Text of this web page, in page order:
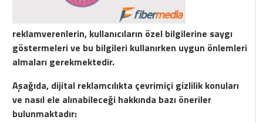
reklamverenlerin, kullanıcıların özel bilgilerine saygı
göstermeleri ve bu bilgileri kullanırken uygun önlemleri
almaları gerekmektedir.
Aşağıda, dijital reklamcılıkta çevrimiçi gizlilik konuları
ve nasıl ele alınabileceği hakkında bazı öneriler
bulunmaktadır: